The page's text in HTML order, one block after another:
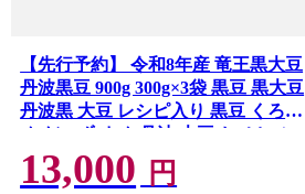
【先行予約】 令和8年産 竜王黒大豆
丹波黒豆 900g 300g×3袋 黒豆 黒大豆
丹波黒 大豆 レシピ入り 黒豆 くろま
め だいず まめ 丹波 大豆 おせち ふっ
くら 艷やか 甘さ 乾燥豆 産地直送 農
家直送 滋賀県 竜王町 ふるさと納税
13,000 円